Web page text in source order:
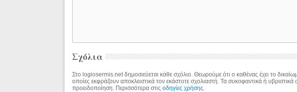
Σχόλια
Στο logiosermis.net δημοσιεύεται κάθε σχόλιο. Θεωρούμε ότι ο καθένας έχει το
οποίες εκφράζουν αποκλειστικά τον εκάστοτε σχολιαστή. Τα συκοφαντικά ή
προειδοποίηση. Περισσότερα στιςοδηγίες χρήσης